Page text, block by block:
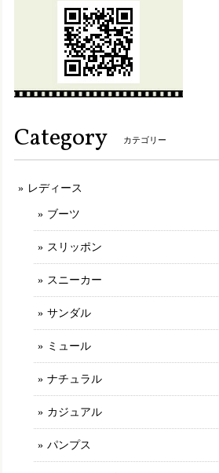
2足のうち、1足を本日 初めて履きま
に履き、帰りにスーパーに寄りました
が、突然ガバっと崩壊した様に落ちま
度に底がパラパラと崩れたカケラが落
て左の靴底を確認しましたが、とても
ました。 もう履けません。
最初に選んだ商品が品切れになってい
方から丁寧な説明や謝罪が有り、商品
ても可愛く履き心地の良いものでした
て安くはないですが履いてみると他の
が有ります。 また、お気に入りが有れ
と思います。
Category カテゴリー
レディース
ブーツ
スリッポン
スニーカー
サンダル
ミュール
ナチュラル
カジュアル
パンプス